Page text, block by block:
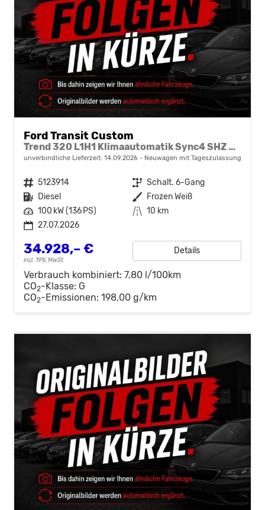
Ford Transit Custom
Trend 320 L1H1 Klimaautomatik Sync4 SHZ 2 x Einparkhilfe Kamera 5JG
unverbindliche Lieferzeit: 14.09.2026 Neuwagen mit Tageszulassung
Fahrzeugnr. 5123914 Getriebe Schalt. 6-Gang
Kraftstoff Diesel Außenfarbe Frozen Weiß
Leistung 100 kW (136 PS) Kilometerstand 10 km
27.07.2026
34.928,– €
incl. 19% MwSt.
Details
Verbrauch kombiniert: 7,80 l/100km
CO2-Klasse: G
CO2-Emissionen: 198,00 g/km